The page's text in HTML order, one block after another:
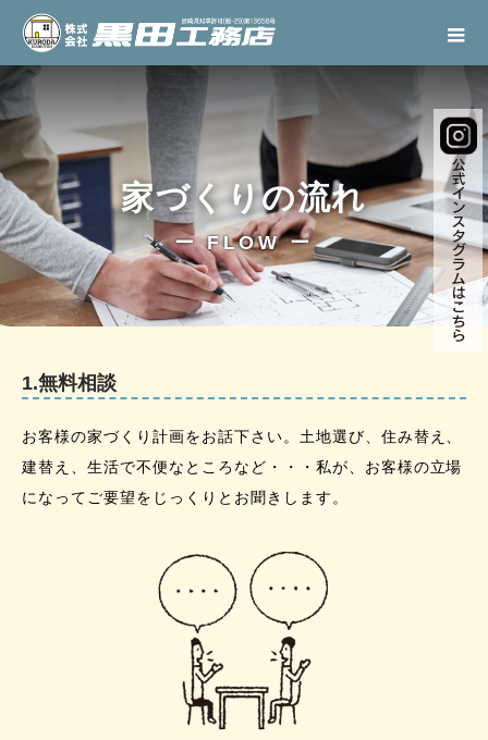
家づくりの流れ
ー FLOW ー
1.無料相談
お客様の家づくり計画をお話下さい。土地選び、住み替え、
建替え、生活で不便なところなど・・・私が、お客様の立場
になってご要望をじっくりとお聞きします。